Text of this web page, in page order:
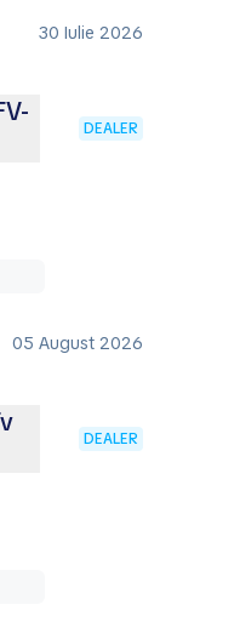
30 Iulie 2026
DEALER
05 August 2026
DEALER